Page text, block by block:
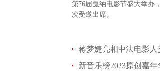
第76届戛纳电影节盛大举办
次受邀出席。
新音乐榜2023原创嘉